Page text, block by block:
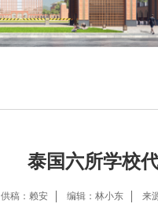
泰国六所学校
供稿：赖安 编辑：林小东 来